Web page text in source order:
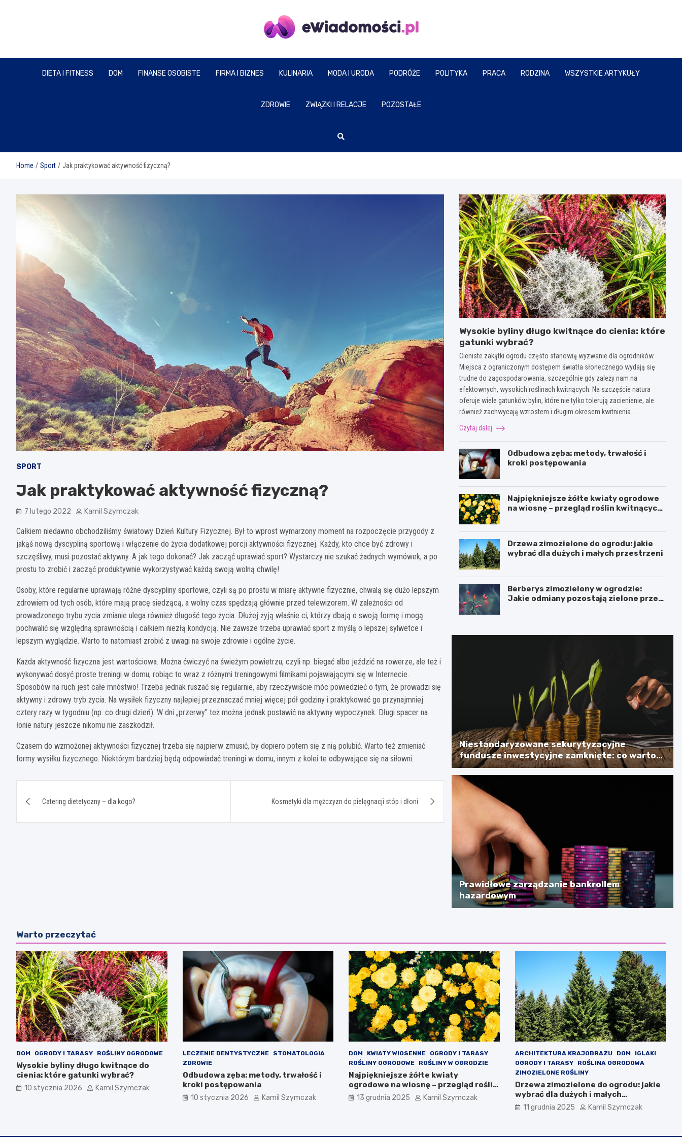
eWiadomosci.pl
DIETA I FITNESS DOM FINANSE OSOBISTE FIRMA I BIZNES KULINARIA MODA I URODA PODRÓŻE POLITYKA PRACA RODZINA WSZYSTKIE ARTYKUŁY
ZDROWIE ZWIĄZKI I RELACJE POZOSTAŁE
Home Sport Jak praktykować aktywność fizyczną?
SPORT
Jak praktykować aktywność fizyczną?
7 lutego 2022 Kamil Szymczak
Całkiem niedawno obchodziliśmy światowy Dzień Kultury Fizycznej. Był to wprost wymarzony moment na rozpoczęcie przygody z
jakąś nową dyscypliną sportową i włączenie do życia dodatkowej porcji aktywności fizycznej. Każdy, kto chce być zdrowy i
szczęśliwy, musi pozostać aktywny. A jak tego dokonać? Jak zacząć uprawiać sport? Wystarczy nie szukać żadnych wymówek, a po
prostu to zrobić i zacząć produktywnie wykorzystywać każdą swoją wolną chwilę!
Osoby, które regularnie uprawiają różne dyscypliny sportowe, czyli są po prostu w miarę aktywne fizycznie, chwalą się dużo lepszym
zdrowiem od tych osób, które mają pracę siedzącą, a wolny czas spędzają głównie przed telewizorem. W zależności od
prowadzonego trybu życia zmianie ulega również długość tego życia. Dłużej żyją właśnie ci, którzy dbają o swoją formę i mogą
pochwalić się względną sprawnością i całkiem niezłą kondycją. Nie zawsze trzeba uprawiać sport z myślą o lepszej sylwetce i
lepszym wyglądzie. Warto to natomiast zrobić z uwagi na swoje zdrowie i ogólne życie.
Każda aktywność fizyczna jest wartościowa. Można ćwiczyć na świeżym powietrzu, czyli np. biegać albo jeździć na rowerze, ale też i
wykonywać dosyć proste treningi w domu, robiąc to wraz z różnymi treningowymi filmikami pojawiającymi się w Internecie.
Sposobów na ruch jest całe mnóstwo! Trzeba jednak ruszać się regularnie, aby rzeczywiście móc powiedzieć o tym, że prowadzi się
aktywny i zdrowy tryb życia. Na wysiłek fizyczny najlepiej przeznaczać mniej więcej pół godziny i praktykować go przynajmniej
cztery razy w tygodniu (np. co drugi dzień). W dni „przerwy” też można jednak postawić na aktywny wypoczynek. Długi spacer na
łonie natury jeszcze nikomu nie zaszkodził.
Czasem do wzmożonej aktywności fizycznej trzeba się najpierw zmusić, by dopiero potem się z nią polubić. Warto też zmieniać
formy wysiłku fizycznego. Niektórym bardziej będą odpowiadać treningi w domu, innym z kolei te odbywające się na siłowni.
wpisu
Catering dietetyczny – dla kogo? Kosmetyki dla mężczyzn do pielęgnacji stóp i dłoni
Wysokie byliny długo kwitnące do cienia: które
gatunki wybrać?
Cieniste zakątki ogrodu często stanowią wyzwanie dla ogrodników.
Miejsca z ograniczonym dostępem światła słonecznego wydają się
trudne do zagospodarowania, szczególnie gdy zależy nam na
efektownych, wysokich roślinach kwitnących. Na szczęście natura
oferuje wiele gatunków bylin, które nie tylko tolerują zacienienie, ale
również zachwycają wzrostem i długim okresem kwitnienia.…
Czytaj dalej
Odbudowa zęba: metody, trwałość i
kroki postępowania
Najpiękniejsze żółte kwiaty ogrodowe
na wiosnę – przegląd roślin kwitnących
Drzewa zimozielone do ogrodu: jakie
wybrać dla dużych i małych przestrzeni
Berberys zimozielony w ogrodzie:
Jakie odmiany pozostają zielone przez
Niestandaryzowane sekurytyzacyjne
fundusze inwestycyjne zamknięte: co warto
wiedzieć?
Prawidłowe zarządzanie bankrollem
hazardowym
Warto przeczytać
DOM OGRODY I TARASY ROŚLINY OGRODOWE
Wysokie byliny długo kwitnące do
cienia: które gatunki wybrać?
10 stycznia 2026 Kamil Szymczak
LECZENIE DENTYSTYCZNE
STOMATOLOGIA
ZDROWIE
Odbudowa zęba: metody, trwałość i
kroki postępowania
10 stycznia 2026 Kamil Szymczak
DOM KWIATY WIOSENNE
OGRODY I TARASY
ROŚLINY OGRODOWE
ROŚLINY W OGRODZIE
Najpiękniejsze żółte kwiaty
ogrodowe na wiosnę – przegląd roślin
kwitnących na żółto
13 grudnia 2025 Kamil Szymczak
ARCHITEKTURA KRAJOBRAZU DOM
IGLAKI
OGRODY I TARASY
ROŚLINA OGRODOWA
ZIMOZIELONE ROŚLINY
Drzewa zimozielone do ogrodu: jakie
wybrać dla dużych i małych
przestrzeni
11 grudnia 2025 Kamil Szymczak